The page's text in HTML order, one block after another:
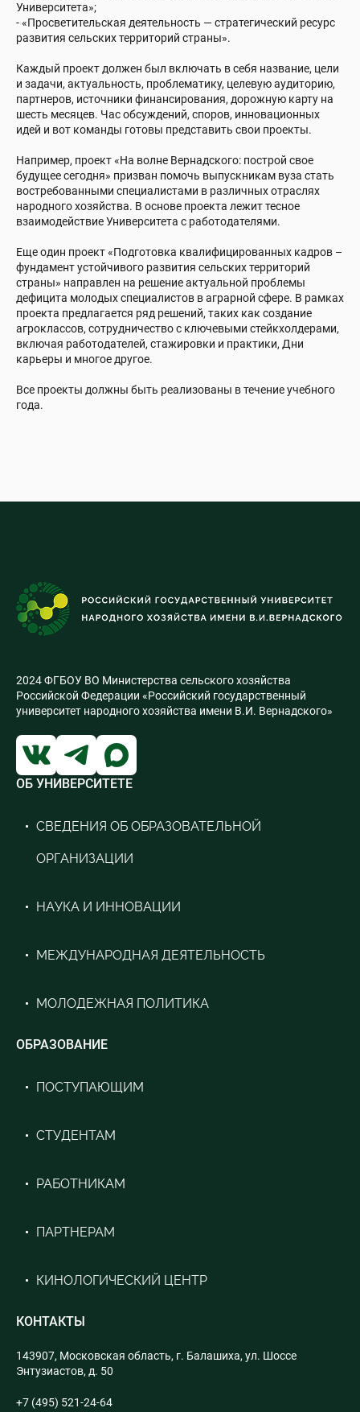
Университета»;
- «Просветительская деятельность — стратегический ресурс
развития сельских территорий страны».
Каждый проект должен был включать в себя название, цели
и задачи, актуальность, проблематику, целевую аудиторию,
партнеров, источники финансирования, дорожную карту на
шесть месяцев. Час обсуждений, споров, инновационных
идей и вот команды готовы представить свои проекты.
Например, проект «На волне Вернадского: построй свое
будущее сегодня» призван помочь выпускникам вуза стать
востребованными специалистами в различных отраслях
народного хозяйства. В основе проекта лежит тесное
взаимодействие Университета с работодателями.
Еще один проект «Подготовка квалифицированных кадров –
фундамент устойчивого развития сельских территорий
страны» направлен на решение актуальной проблемы
дефицита молодых специалистов в аграрной сфере. В рамках
проекта предлагается ряд решений, таких как создание
агроклассов, сотрудничество с ключевыми стейкхолдерами,
включая работодателей, стажировки и практики, Дни
карьеры и многое другое.
Все проекты должны быть реализованы в течение учебного
года.
2024 ФГБОУ ВО Министерства сельского хозяйства
Российской Федерации «Российский государственный
университет народного хозяйства имени В.И. Вернадского»
ОБ УНИВЕРСИТЕТЕ
СВЕДЕНИЯ ОБ ОБРАЗОВАТЕЛЬНОЙ
ОРГАНИЗАЦИИ
НАУКА И ИННОВАЦИИ
МЕЖДУНАРОДНАЯ ДЕЯТЕЛЬНОСТЬ
МОЛОДЕЖНАЯ ПОЛИТИКА
ОБРАЗОВАНИЕ
ПОСТУПАЮЩИМ
СТУДЕНТАМ
РАБОТНИКАМ
ПАРТНЕРАМ
КИНОЛОГИЧЕСКИЙ ЦЕНТР
КОНТАКТЫ
143907, Московская область, г. Балашиха, ул. Шоссе
Энтузиастов, д. 50
+7 (495) 521-24-64